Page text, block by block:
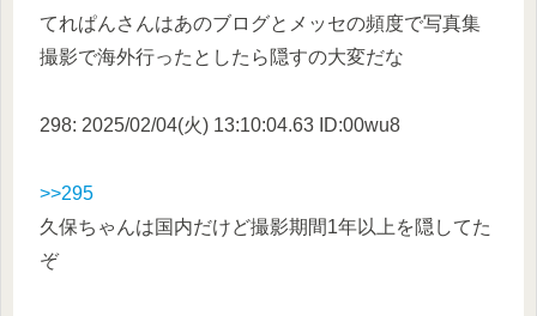
てれぱんさんはあのブログとメッセの頻度で写真集
撮影で海外行ったとしたら隠すの大変だな
298: 2025/02/04(火) 13:10:04.63 ID:00wu8
>>295
久保ちゃんは国内だけど撮影期間1年以上を隠してた
ぞ